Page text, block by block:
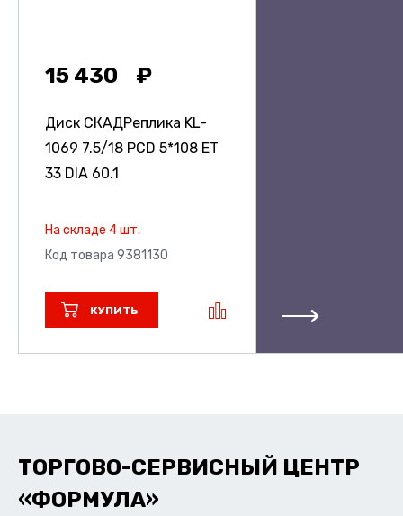
15 430
Диск СКАДРеплика KL-
1069 7.5/18 PCD 5*108 ET
33 DIA 60.1
На складе 4 шт.
Код товара 9381130
КУПИТЬ
ТОРГОВО-СЕРВИСНЫЙ ЦЕНТР
«ФОРМУЛА»